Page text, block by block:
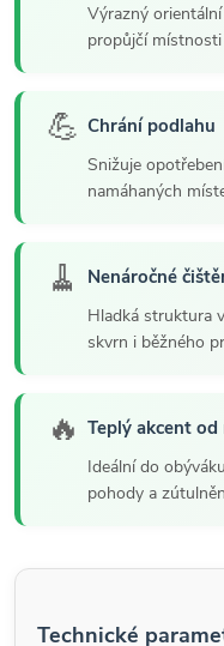
Výrazný
propůjčí
💪 Chrání podlahu
Snižuje
namáhaných
🧹 Nenáročné
Hladká struktura
skvrn i běžného
🔥 Teplý akcent od
Ideální do
pohody a
Technické